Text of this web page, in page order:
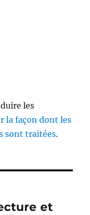
les
la façon dont les
sont traitées.
et